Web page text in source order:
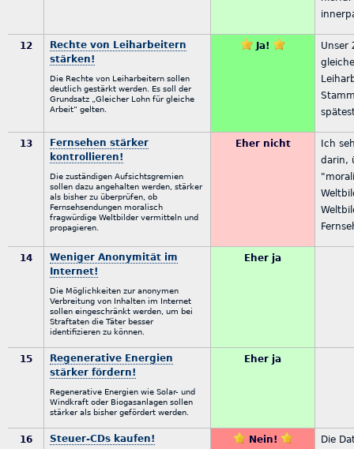
12
Rechte von Leiharbeitern
stärken!
Die Rechte von Leiharbeitern sollen
deutlich gestärkt werden. Es soll der
Grundsatz „Gleicher Lohn für gleiche
Arbeit“ gelten.
Ja!
Unser
13
Fernsehen stärker
kontrollieren!
Die zuständigen Aufsichtsgremien
sollen dazu angehalten werden, stärker
als bisher zu überprüfen, ob
Fernsehsendungen moralisch
fragwürdige Weltbilder vermitteln und
propagieren.
Eher nicht
Ich
darin,
14
Weniger Anonymität im
Internet!
Die Möglichkeiten zur anonymen
Verbreitung von Inhalten im Internet
sollen eingeschränkt werden, um bei
Straftaten die Täter besser
identifizieren zu können.
Eher ja
15
Regenerative Energien
stärker fördern!
Regenerative Energien wie Solar- und
Windkraft oder Biogasanlagen sollen
stärker als bisher gefördert werden.
Eher ja
16 Steuer-CDs kaufen! Nein!
Die